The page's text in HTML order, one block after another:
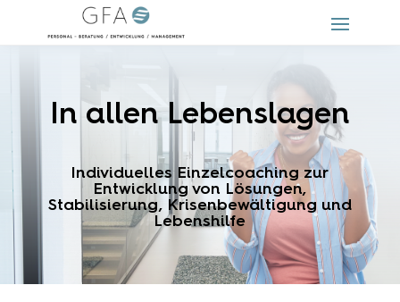
In allen Lebenslagen
Individuelles Einzelcoaching zur
Entwicklung von Lösungen,
Stabilisierung, Krisenbewältigung und
Lebenshilfe